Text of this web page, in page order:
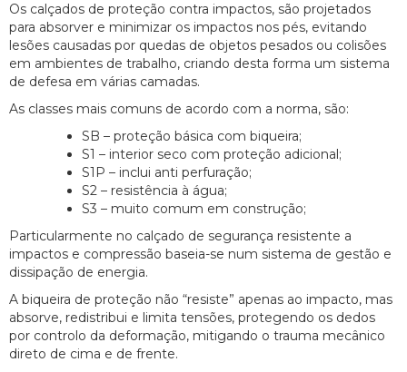
Os calçados de proteção contra impactos, são projetados
para absorver e minimizar os impactos nos pés, evitando
lesões causadas por quedas de objetos pesados ou colisões
em ambientes de trabalho, criando desta forma um sistema
de defesa em várias camadas.
As classes mais comuns de acordo com a norma, são:
SB – proteção básica com biqueira;
S1 – interior seco com proteção adicional;
S1P – inclui anti perfuração;
S2 – resistência à água;
S3 – muito comum em construção;
Particularmente no calçado de segurança resistente a
impactos e compressão baseia-se num sistema de gestão e
dissipação de energia.
A biqueira de proteção não “resiste” apenas ao impacto, mas
absorve, redistribui e limita tensões, protegendo os dedos
por controlo da deformação, mitigando o trauma mecânico
direto de cima e de frente.